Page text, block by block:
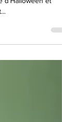
! En effet, la
et